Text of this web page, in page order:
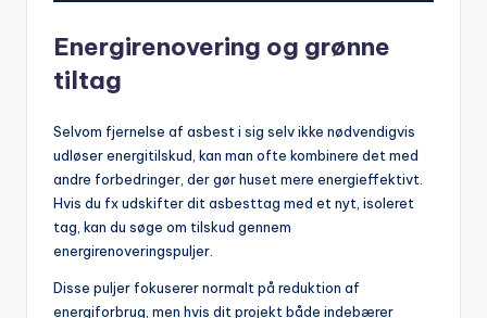
Energirenovering og grønne
tiltag
Selvom fjernelse af asbest i sig selv ikke nødvendigvis
udløser energitilskud, kan man ofte kombinere det med
andre forbedringer, der gør huset mere energieffektivt.
Hvis du fx udskifter dit asbesttag med et nyt, isoleret
tag, kan du søge om tilskud gennem
energirenoveringspuljer.
Disse puljer fokuserer normalt på reduktion af
energiforbrug, men hvis dit projekt både indebærer